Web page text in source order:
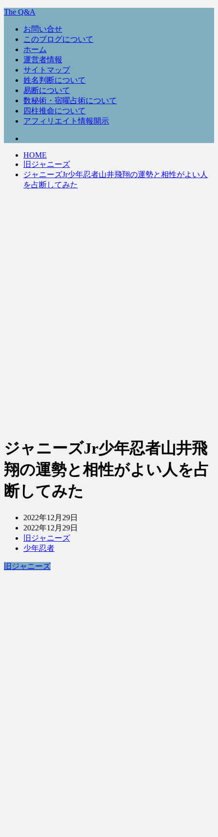
The Q&A
お問い合せ
このブログについて
ホーム
運営者情報
サイトマップ
姓名判断について
易断について
数秘術・宿曜占術について
四柱推命について
アフィリエイト情報開示
HOME
旧ジャニーズ
ジャニーズJr少年忍者山井飛翔の運勢と相性がよい人
を占断してみた
ジャニーズJr少年忍者山井飛
翔の運勢と相性がよい人を占
断してみた
2022年12月29日
2022年12月29日
旧ジャニーズ
少年忍者
旧ジャニーズ